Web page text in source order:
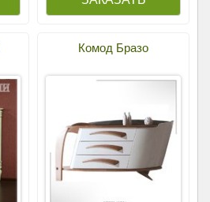
Комод Бразо